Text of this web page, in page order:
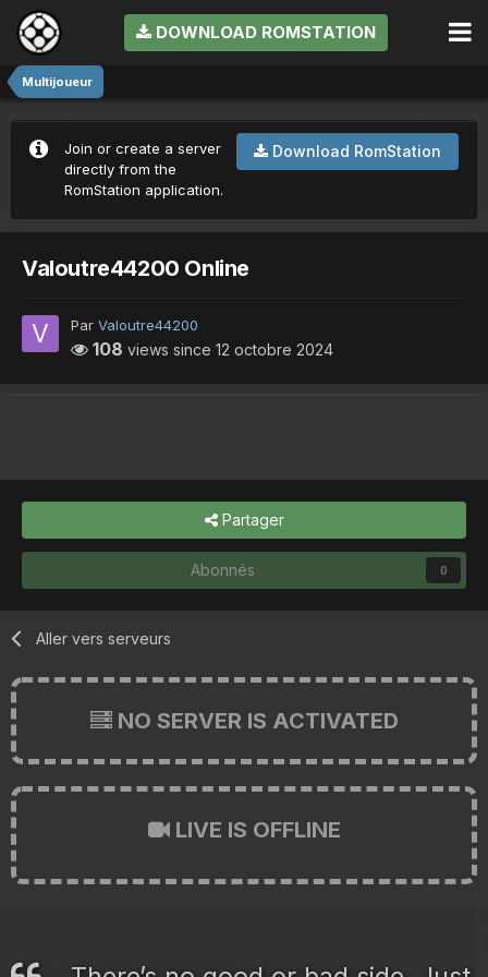
DOWNLOAD ROMSTATION
Multijoueur
Download RomStation
Join or create a server
directly from the
RomStation application.
Valoutre44200 Online
Par Valoutre44200
108 views since 12 octobre 2024
Partager
Abonnés 0
Aller vers serveurs
NO SERVER IS ACTIVATED
LIVE IS OFFLINE